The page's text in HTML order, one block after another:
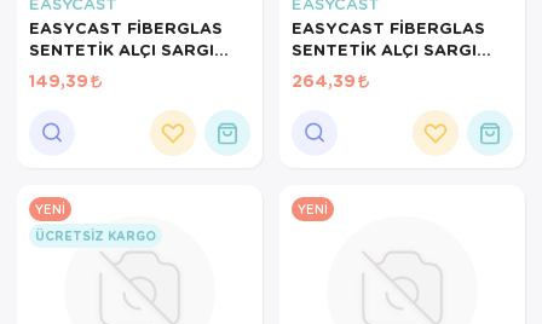
Tansiyon
Tansiyon
Tıbbi Cihazlar
Hasta Bakım Ürünleri
Hasta Bakım Ürünleri
Hava nemlendirici
Isıtıcı Battaniye
KIzilotesi isik
Kişisel Bakım ve Sağlık
EASYCAST FİBERGLAS
SENTETİK ALÇI SARGI
2INCH
149,39
EASYCAST FİBERGLAS
SENTETİK ALÇI SARGI
5INCH
264,39
YENI
ÜCRETSIZ KARGO
YENI